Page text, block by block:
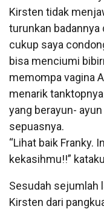
Kirsten tidak
turunkan badannya
cukup saya
bisa menciumi
memompa vagina
menarik
yang berayun-
sepuasnya.
“Lihat baik Franky.
kekasihmu!!”
Sesudah sejumlah
Kirsten dari